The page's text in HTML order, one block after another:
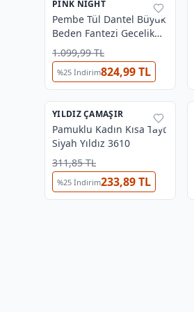
%53
PINK NIGHT
Pembe Tül Dantel Büyük
Beden Fantezi Gecelik
Pink Night 6679
1.099,99 TL
%25 İndirim824,99 TL
%37
YILDIZ ÇAMAŞIR
Pamuklu Kadın Kısa Tayt
Siyah Yıldız 3610
311,85 TL
%25 İndirim233,89 TL